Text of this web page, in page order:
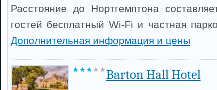
Расстояние до Нортгемптона
гостей бесплатный Wi-Fi и частная
Дополнительная информация и цены
Barton Hall Hotel